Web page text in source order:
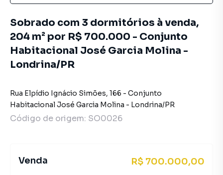
Sobrado com 3 dormitórios à venda,
204 m² por R$ 700.000 - Conjunto
Habitacional José Garcia Molina -
Londrina/PR
Rua Elpídio Ignácio Simões, 166 - Conjunto
Habitacional José Garcia Molina - Londrina/PR
Código de origem: SO0026
Venda R$ 700.000,00